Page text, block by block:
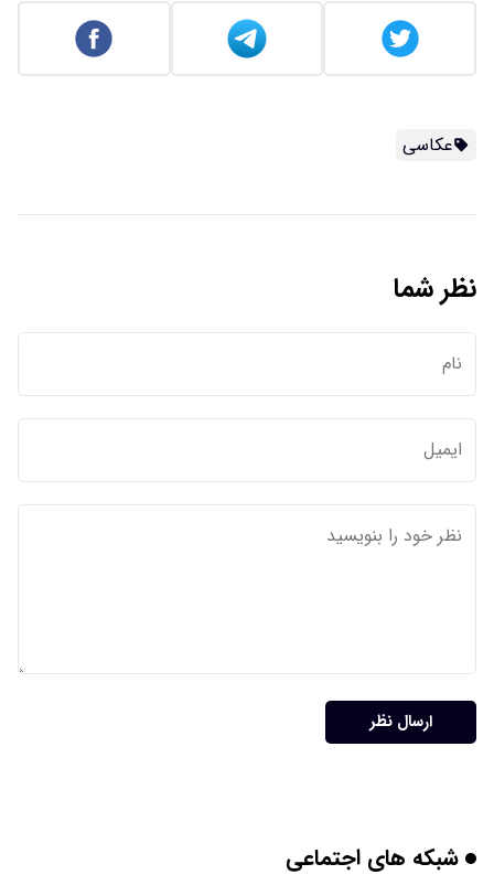
عکاسی
نظر شما
ارسال نظر
شبکه های اجتماعی